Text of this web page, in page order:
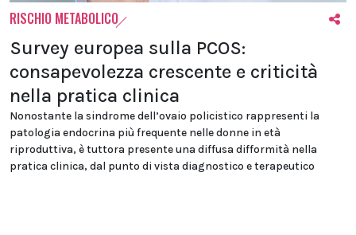
RISCHIO METABOLICO
Survey europea sulla PCOS:
consapevolezza crescente e criticità
nella pratica clinica
Nonostante la sindrome dell’ovaio policistico rappresenti la
patologia endocrina più frequente nelle donne in età
riproduttiva, è tuttora presente una diffusa difformità nella
pratica clinica, dal punto di vista diagnostico e terapeutico